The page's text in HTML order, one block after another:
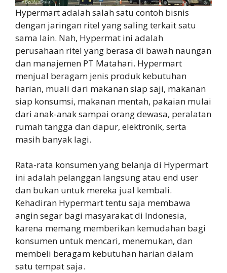
Hypermart adalah salah satu contoh bisnis
dengan jaringan ritel yang saling terkait satu
sama lain. Nah, Hypermat ini adalah
perusahaan ritel yang berasa di bawah naungan
dan manajemen PT Matahari. Hypermart
menjual beragam jenis produk kebutuhan
harian, muali dari makanan siap saji, makanan
siap konsumsi, makanan mentah, pakaian mulai
dari anak-anak sampai orang dewasa, peralatan
rumah tangga dan dapur, elektronik, serta
masih banyak lagi.
Rata-rata konsumen yang belanja di Hypermart
ini adalah pelanggan langsung atau end user
dan bukan untuk mereka jual kembali.
Kehadiran Hypermart tentu saja membawa
angin segar bagi masyarakat di Indonesia,
karena memang memberikan kemudahan bagi
konsumen untuk mencari, menemukan, dan
membeli beragam kebutuhan harian dalam
satu tempat saja.